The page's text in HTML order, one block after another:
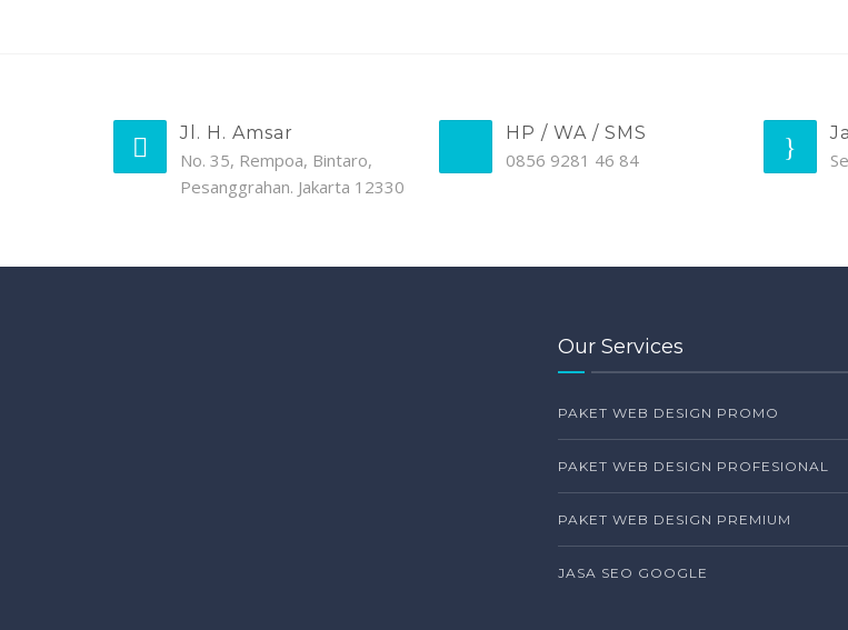
Jl. H. Amsar
No. 35, Rempoa, Bintaro,
Pesanggrahan. Jakarta 12330
HP / WA / SMS
0856 9281 46 84
Our Services
PAKET WEB DESIGN PROMO
PAKET WEB DESIGN PROFESIONAL
PAKET WEB DESIGN PREMIUM
JASA SEO GOOGLE